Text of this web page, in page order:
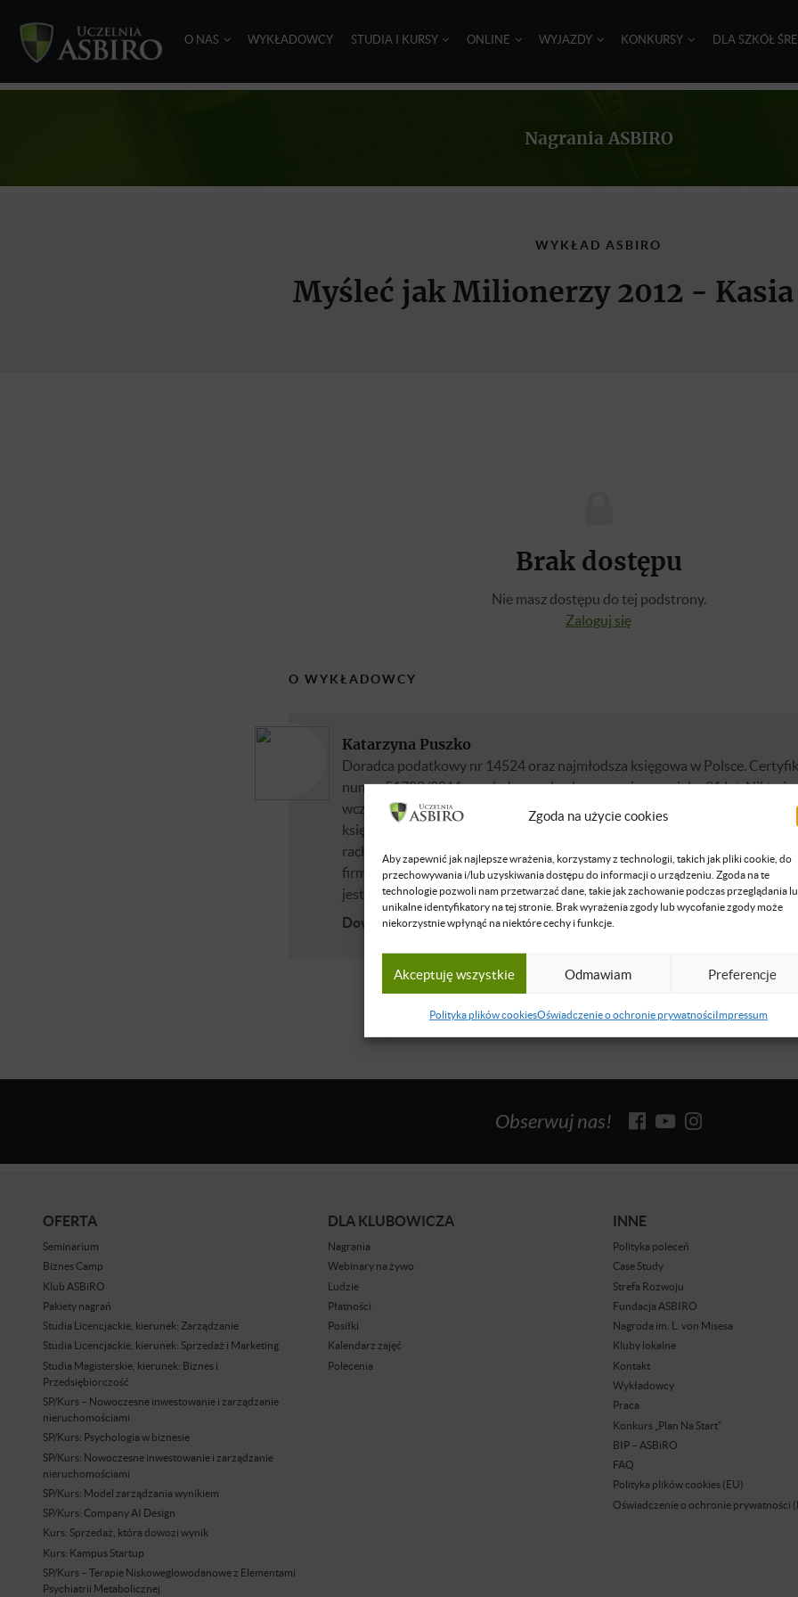
Zgoda na użycie cookies
Aby zapewnić jak najlepsze wrażenia, korzystamy z technologii, takich jak pliki cookie, do
przechowywania i/lub uzyskiwania dostępu do informacji o urządzeniu. Zgoda na te
technologie pozwoli nam przetwarzać dane, takie jak zachowanie podczas przeglądania
unikalne identyfikatory na tej stronie. Brak wyrażenia zgody lub wycofanie zgody może
niekorzystnie wpłynąć na niektóre cechy i funkcje.
Akceptuję wszystkie Odmawiam Preferencje
Polityka plików cookiesOświadczenie o ochronie prywatnościImpressum
O NAS WYKŁADOWCY STUDIA I KURSY ONLINE WYJAZDY KONKURSY DLA SZKÓŁ
Nagrania ASBIRO
WYKŁAD ASBIRO
Myśleć jak Milionerzy 2012 - Kasia
Brak dostępu
Nie masz dostępu do tej podstrony.
Zaloguj się
O WYKŁADOWCY
Katarzyna Puszko
Doradca podatkowy nr 14524 oraz najmłodsza księgowa w Polsce.
numer 51789/2011 uzyskałam w drodze egzaminu w wieku 21 lat. Nikt nie
wcześniej, a teraz, po deregulacji zawodu, nikt już nie zdobędzie, więc
księgową" będę nawet na emeryturze :) Działam głównie na Podlasiu
rachunkowe od 2012 r. Obsługuję klientów z całej Polski (obecnie
firm m.in z Małopolski, Podkarpacia, Dolnego Śląska i oczywiście
jestem nauczycielem przedmiotów zawodowych technika (...)
Dowiedz się więcej
Obserwuj nas!
OFERTA
Seminarium
Biznes Camp
Klub ASBiRO
Pakiety nagrań
Studia Licencjackie, kierunek: Zarządzanie
Studia Licencjackie, kierunek: Sprzedaż i Marketing
Studia Magisterskie, kierunek: Biznes i
Przedsiębiorczość
SP/Kurs – Nowoczesne inwestowanie i zarządzanie
nieruchomościami
SP/Kurs: Psychologia w biznesie
SP/Kurs: Nowoczesne inwestowanie i zarządzanie
nieruchomościami
SP/Kurs: Model zarządzania wynikiem
SP/Kurs: Company AI Design
Kurs: Sprzedaż, która dowozi wynik
Kurs: Kampus Startup
SP/Kurs – Terapie Niskoweglowodanowe z Elementami
Psychiatrii Metabolicznej
DLA KLUBOWICZA
Nagrania
Webinary na żywo
Ludzie
Płatności
Posiłki
Kalendarz zajęć
Polecenia
INNE
Polityka poleceń
Case Study
Strefa Rozwoju
Fundacja ASBIRO
Nagroda im. L. von Misesa
Kluby lokalne
Kontakt
Wykładowcy
Praca
Konkurs „Plan Na Start”
BIP – ASBiRO
FAQ
Polityka plików cookies (EU)
Oświadczenie o ochronie prywatności